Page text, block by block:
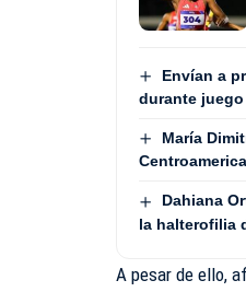
Envían a
durante
María
Dahiana
la halterofilia
A pesar de ello,